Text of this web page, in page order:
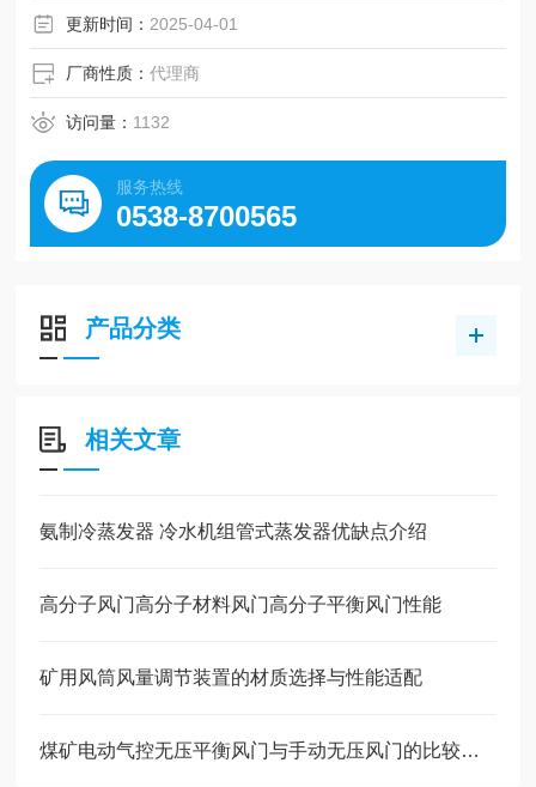
更新时间： 2025-04-01
厂商性质：代理商
访问量： 1132
服务热线
0538-8700565
产品分类
相关文章
氨制冷蒸发器 冷水机组管式蒸发器优缺点介绍
高分子风门高分子材料风门高分子平衡风门性能
矿用风筒风量调节装置的材质选择与性能适配
煤矿电动气控无压平衡风门与手动无压风门的比较分析